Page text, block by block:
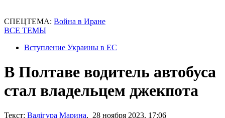
СПЕЦТЕМА: Война в Иране
ВСЕ ТЕМЫ
Вступление Украины в ЕС
В Полтаве водитель автобуса
стал владельцем джекпота
Текст: Валігура Марина, 28 ноября 2023, 17:06